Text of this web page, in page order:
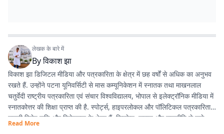
लेखक के बारे में
Byविकाश झा
विकाश झा डिजिटल मीडिया और पत्रकारिता के क्षेत्र में छह वर्षों से अधिक का अनुभव
रखते हैं. उन्होंने पटना यूनिवर्सिटी से मास कम्यूनिकेशन में स्नातक तथा माखनलाल
चतुर्वेदी राष्ट्रीय पत्रकारिता एवं संचार विश्वविद्यालय, भोपाल से इलेक्ट्रॉनिक मीडिया में
स्नातकोत्तर की शिक्षा प्राप्त की है. स्पोर्ट्स, हाइपरलोकल और पॉलिटिकल पत्रकारिता
उनकी विशेष रुचि और विशेषज्ञता के क्षेत्र हैं. क्रिकेट, समाज और राजनीति से जुड़े
विषयों पर उनकी विशेष पकड़ है. वे तथ्य आधारित, प्रभावशाली और पाठक-केंद्रित
Read More